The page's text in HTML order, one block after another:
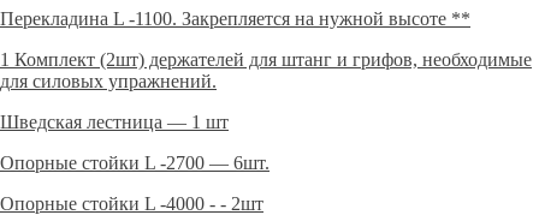
Перекладина L -1100. Закрепляется на нужной высоте **
1 Комплект (2шт) держателей для штанг и грифов, необходимые
для силовых упражнений.
Шведская лестница — 1 шт
Опорные стойки L -2700 — 6шт.
Опорные стойки L -4000 - - 2шт